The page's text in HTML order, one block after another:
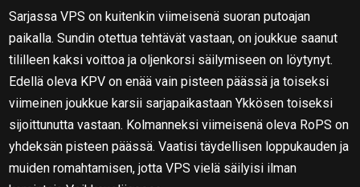
Sarjassa VPS on kuitenkin viimeisenä suoran putoajan
paikalla. Sundin otettua tehtävät vastaan, on joukkue saanut
tililleen kaksi voittoa ja oljenkorsi säilymiseen on löytynyt.
Edellä oleva KPV on enää vain pisteen päässä ja toiseksi
viimeinen joukkue karsii sarjapaikastaan Ykkösen toiseksi
sijoittunutta vastaan. Kolmanneksi viimeisenä oleva RoPS on
yhdeksän pisteen päässä. Vaatisi täydellisen loppukauden ja
muiden romahtamisen, jotta VPS vielä säilyisi ilman